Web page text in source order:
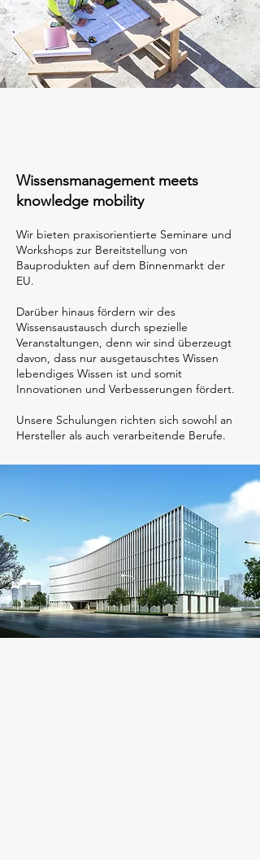
Wissensmanagement meets
knowledge mobility
Wir bieten praxisorientierte Seminare und
Workshops zur Bereitstellung von
Bauprodukten auf dem Binnenmarkt der
EU.
Darüber hinaus fördern wir des
Wissensaustausch durch spezielle
Veranstaltungen, denn wir sind überzeugt
davon, dass nur ausgetauschtes Wissen
lebendiges Wissen ist und somit
Innovationen und Verbesserungen fördert.
Unsere Schulungen richten sich sowohl an
Hersteller als auch verarbeitende Berufe.